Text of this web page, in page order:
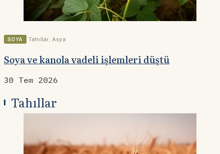
SOYA Tahıllar Asya
Soya ve kanola vadeli işlemleri düştü
30 Tem 2026
Tahıllar